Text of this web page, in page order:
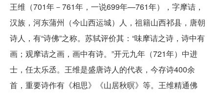
王维（701年－761年，一说699年—761年），字摩诘，
汉族，河东蒲州（今山西运城）人，祖籍山西祁县，唐朝
诗人，有“诗佛”之称。苏轼评价其：“味摩诘之诗，诗中有
画；观摩诘之画，画中有诗。”开元九年（721年）中进
士，任太乐丞。王维是盛唐诗人的代表，今存诗400余
首，重要诗作有《相思》《山居秋暝》等。王维精通佛